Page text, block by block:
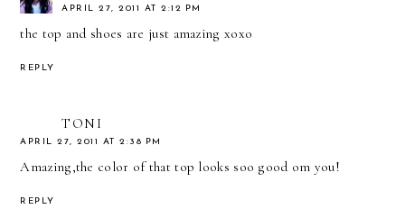
APRIL 27, 2011 AT 2:12 PM
the top and shoes are just amazing xoxo
REPLY
TONI
APRIL 27, 2011 AT 2:38 PM
Amazing,the color of that top looks soo good om you!
REPLY